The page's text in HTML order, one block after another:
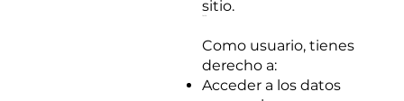
sitio.
Como usuario, tienes
derecho a:
Acceder a los datos